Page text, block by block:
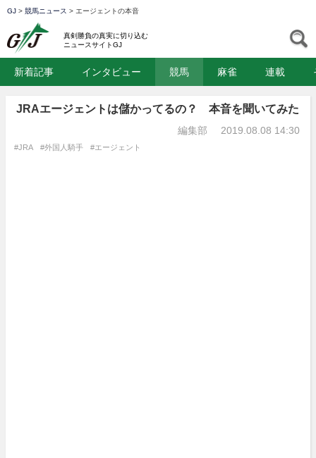
GJ > 競馬ニュース > エージェントの本音
真剣勝負の真実に切り込む
ニュースサイトGJ
新着記事 インタビュー 競馬 麻雀 連載
JRAエージェントは儲かってるの？ 本音を聞いてみた
編集部 2019.08.08 14:30
#JRA #外国人騎手 #エージェント